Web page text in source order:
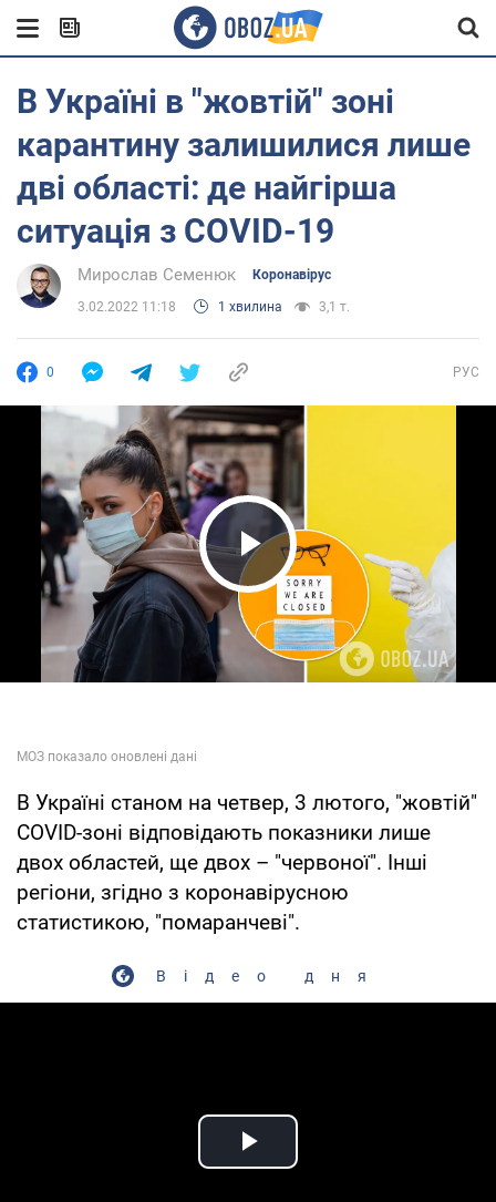
В Україні в "жовтій" зоні
карантину залишилися лише
дві області: де найгірша
ситуація з COVID-19
Мирослав Семенюк Коронавірус
3.02.2022 11:18 1 хвилина 3,1 т.
0 РУС
Play Video
В Україні станом на четвер, 3 лютого, "жовтій"
COVID-зоні відповідають показники лише
двох областей, ще двох – "червоної". Інші
регіони, згідно з коронавірусною
статистикою, "помаранчеві".
Відео дня
Play Video